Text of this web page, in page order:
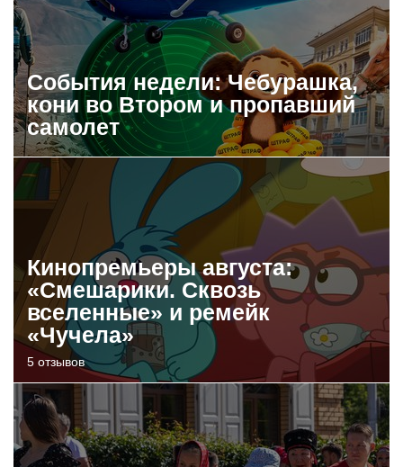
События недели: Чебурашка,
кони во Втором и пропавший
самолет
Кинопремьеры августа:
«Смешарики. Сквозь
вселенные» и ремейк
«Чучела»
5 отзывов